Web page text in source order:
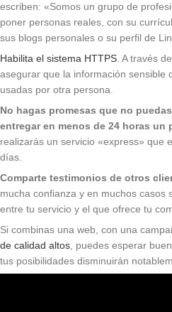
escriben: «Somos un grupo de
poner personas reales, con su
sus blogs personales o su perfil de
Habilita el sistema HTTPS. A través
asegurar que la información sensible
usadas por otra persona.
No hagas promesas que no
entregar en menos de 24 horas un
realizarás un servicio «express» que
días.
Comparte testimonios de otros
mucha confianza y en muchos casos
entre tu servicio y el que ofrece tu
Si combinas una web, con una
de calidad altos, puedes esperar
tus posibilidades disminuirán